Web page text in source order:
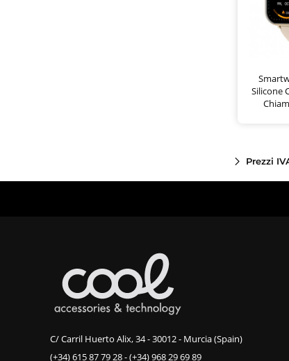
Silicone
Prezzi
C/ Carril Huerto Alix, 34 - 30012 - Murcia (Spain)
(+34) 615 87 79 28-(+34) 968 29 69 89